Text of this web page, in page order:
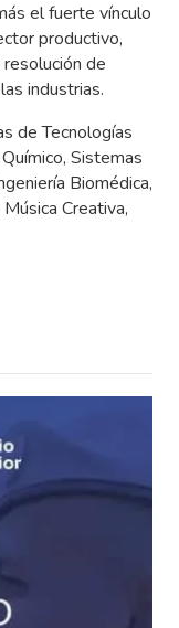
el fuerte vínculo
productivo,
de
industrias.
de Tecnologías
Sistemas
Biomédica,
Creativa,